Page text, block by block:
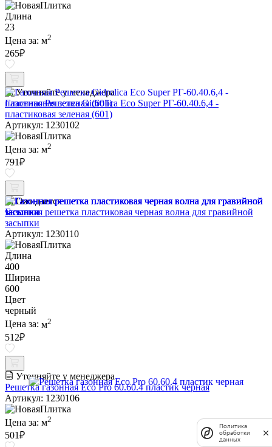
Длина
23
Цена за: м2
265₽
Уточняйте у менеджера
Газонная Решетка Gidrolica Eco Super РГ-60.40.6,4 -
пластиковая зеленая (601)
Артикул: 1230102
Цена за: м2
791₽
Ожидается
Газонная решетка пластиковая черная волна для гравийной
засыпки
Артикул: 1230110
Длина
400
Ширина
600
Цвет
черный
Цена за: м2
512₽
Уточняйте у менеджера
Решетка газонная Eco Pro 60.60.4 пластик черная
Артикул: 1230106
Цена за: м2
501₽
Политика
обработки
данных